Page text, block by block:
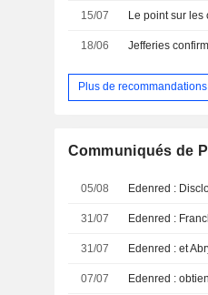
15/07 Le point sur les
18/06 Jefferies
Plus de recommandations
Communiqués de
05/08 Edenred :
31/07 Edenred :
31/07
07/07